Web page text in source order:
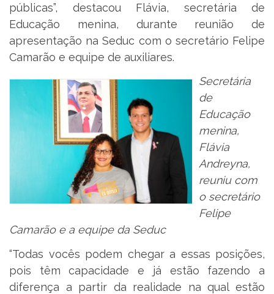
públicas”, destacou Flávia, secretária de
Educação menina, durante reunião de
apresentação na Seduc com o secretário Felipe
Camarão e equipe de auxiliares.
Secretária
de
Educação
menina,
Flávia
Andreyna,
reuniu com
o secretário
Felipe
Camarão e a equipe da Seduc
“Todas vocês podem chegar a essas posições,
pois têm capacidade e já estão fazendo a
diferença a partir da realidade na qual estão